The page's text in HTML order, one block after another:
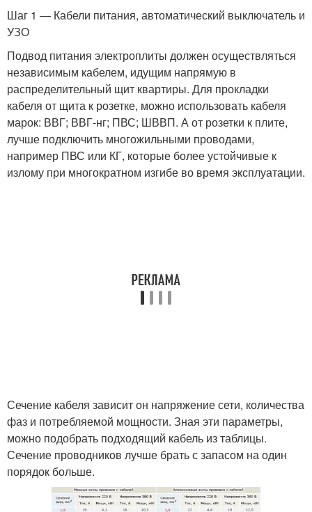
Шаг 1 — Кабели питания, автоматический выключатель и
УЗО
Подвод питания электроплиты должен осуществляться
независимым кабелем, идущим напрямую в
распределительный щит квартиры. Для прокладки
кабеля от щита к розетке, можно использовать кабеля
марок: ВВГ; ВВГ-нг; ПВС; ШВВП. А от розетки к плите,
лучше подключить многожильными проводами,
например ПВС или КГ, которые более устойчивые к
излому при многократном изгибе во время эксплуатации.
Сечение кабеля зависит он напряжение сети, количества
фаз и потребляемой мощности. Зная эти параметры,
можно подобрать подходящий кабель из таблицы.
Сечение проводников лучше брать с запасом на один
порядок больше.